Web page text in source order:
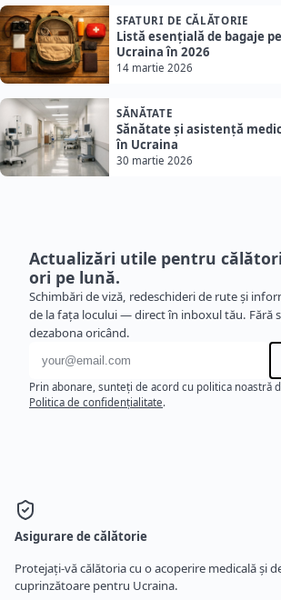
SFATURI DE CĂLĂTORIE
Listă esențială de bagaje
Ucraina în 2026
14 martie 2026
SĂNĂTATE
Sănătate și asistență
în Ucraina
30 martie 2026
Actualizări utile pentru
ori pe lună.
Schimbări de viză, redeschideri de rute și
de la fața locului — direct în inboxul tău. Fără
dezabona oricând.
Adresă de e-mail
Prin abonare, sunteți de acord cu politica noastră
Politica de confidențialitate.
Asigurare de călătorie
Protejați-vă călătoria cu o acoperire medicală și
cuprinzătoare pentru Ucraina.